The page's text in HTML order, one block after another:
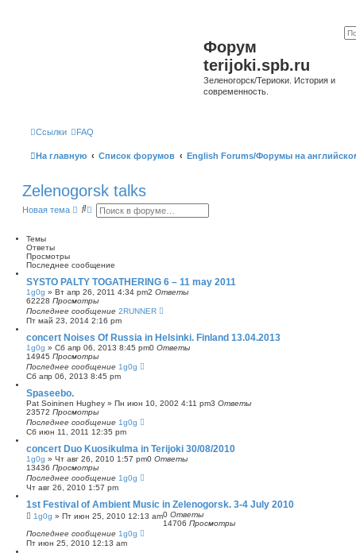
Форум
terijoki.spb.ru
Зеленогорск/Териоки. История и
современность.
Ссылки FAQ
На главную Список форумов English Forums/Форумы на
Zelenogorsk talks
Новая тема
П Р
е
н
ы
й
п
о
с
к
Темы
Ответы
Просмотры
Последнее сообщение
SYSTO PALTY TOGATHERING 6 – 11 may 2011
1g0g » Вт апр 26, 2011 4:34 pm2 Ответы
62228 Просмотры
Последнее сообщение 2RUNNER
Пт май 23, 2014 2:16 pm
concert Noises Of Russia in Helsinki. Finland 13.04.2013
1g0g » Сб апр 06, 2013 8:45 pm0 Ответы
14945 Просмотры
Последнее сообщение 1g0g
Сб апр 06, 2013 8:45 pm
Spaseebo.
Pat Soininen Hughey » Пн июн 10, 2002 4:11 pm3 Ответы
23572 Просмотры
Последнее сообщение 1g0g
Сб июн 11, 2011 12:35 pm
concert Duo Kuosikulma in Terijoki 30/08/2010
1g0g » Чт авг 26, 2010 1:57 pm0 Ответы
13436 Просмотры
Последнее сообщение 1g0g
Чт авг 26, 2010 1:57 pm
1st Festival of Ambient Music in Zelenogorsk. 3-4 July 2010
1g0g » Пт июн 25, 2010 12:13 am0 Ответы
14706 Просмотры
Последнее сообщение 1g0g
Пт июн 25, 2010 12:13 am